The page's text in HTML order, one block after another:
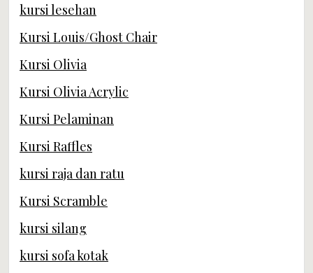
kursi lesehan
Kursi Louis/Ghost Chair
Kursi Olivia
Kursi Olivia Acrylic
Kursi Pelaminan
Kursi Raffles
kursi raja dan ratu
Kursi Scramble
kursi silang
kursi sofa kotak